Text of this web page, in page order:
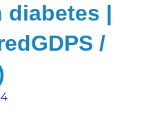
diabetes |
/